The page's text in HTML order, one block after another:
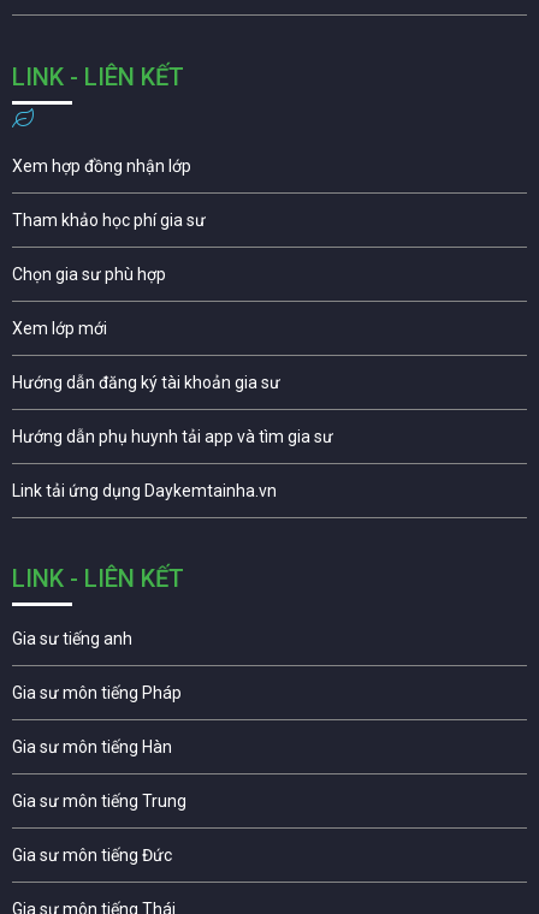
LINK - LIÊN KẾT
Xem hợp đồng nhận lớp
Tham khảo học phí gia sư
Chọn gia sư phù hợp
Xem lớp mới
Hướng dẫn đăng ký tài khoản gia sư
Hướng dẫn phụ huynh tải app và tìm gia sư
Link tải ứng dụng Daykemtainha.vn
LINK - LIÊN KẾT
Gia sư tiếng anh
Gia sư môn tiếng Pháp
Gia sư môn tiếng Hàn
Gia sư môn tiếng Trung
Gia sư môn tiếng Đức
Gia sư môn tiếng Thái